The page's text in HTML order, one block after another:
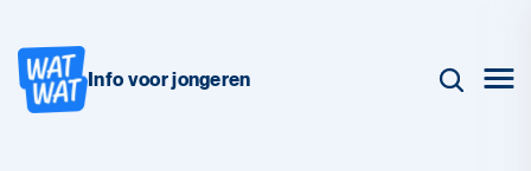
Info voor jongeren